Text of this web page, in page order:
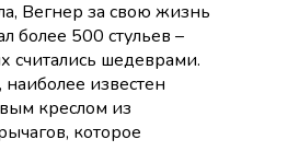
Вегнер за свою жизнь
более 500 стульев –
считались шедеврами.
известен
креслом из
которое